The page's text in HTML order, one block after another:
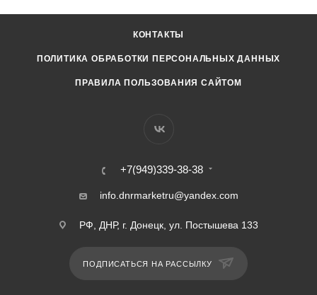
КОНТАКТЫ
ПОЛИТИКА ОБРАБОТКИ ПЕРСОНАЛЬНЫХ ДАННЫХ
ПРАВИЛА ПОЛЬЗОВАНИЯ САЙТОМ
+7(949)339-38-38
info.dnrmarketru@yandex.com
РФ, ДНР, г. Донецк, ул. Постышева 133
ПОДПИСАТЬСЯ НА РАССЫЛКУ